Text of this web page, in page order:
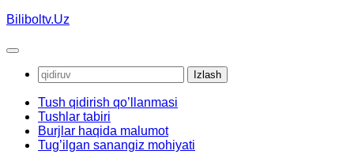
Skip
content
Biliboltv.Uz
Qidirshish:
Tush qidirish qo’llanmasi
Tushlar tabiri
Burjlar haqida malumot
Tug’ilgan sanangiz mohiyati